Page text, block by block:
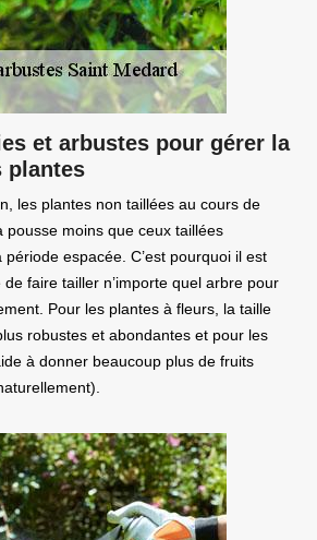
et arbustes pour gérer la
plantes
les plantes non taillées au cours de
pousse moins que ceux taillées
espacée. C’est pourquoi il est
faire tailler n’importe quel arbre pour
Pour les plantes à fleurs, la taille
robustes et abondantes et pour les
à donner beaucoup plus de fruits